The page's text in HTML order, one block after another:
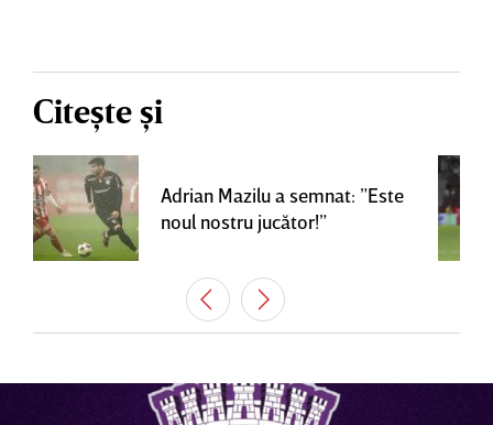
Citește și
Adrian Mazilu a semnat: ”Este
noul nostru jucător!”